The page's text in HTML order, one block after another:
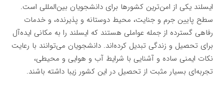
ایسلند یکی از امن‌ترین کشورها برای دانشجویان بین‌المللی است.
سطح پایین جرم و جنایت، محیط دوستانه و پذیرنده، و خدمات
رفاهی گسترده از جمله عواملی هستند که ایسلند را به مکانی ایده‌آل
برای تحصیل و زندگی تبدیل کرده‌اند. دانشجویان می‌توانند با رعایت
نکات ایمنی ساده و آشنایی با شرایط آب و هوایی و محیطی،
تجربه‌ای بسیار مثبت از تحصیل در این کشور زیبا داشته باشند.